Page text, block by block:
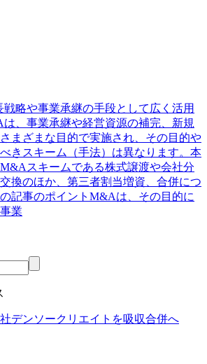
略や事業承継の手段として広く活用
、事業承継や経営資源の補完、新規
まざまな目的で実施され、その目的や
きスキーム（手法）は異なります。本
スキームである株式譲渡や会社分
換のほか、第三者割当増資、合併につ
記事のポイントM&Aは、その目的に
業
デンソークリエイトを吸収合併へ